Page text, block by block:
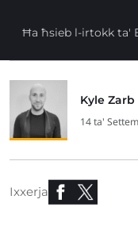
Ħa ħsieb l-irtokk ta'
Kyle Zarb
14 ta'
Ixxerja